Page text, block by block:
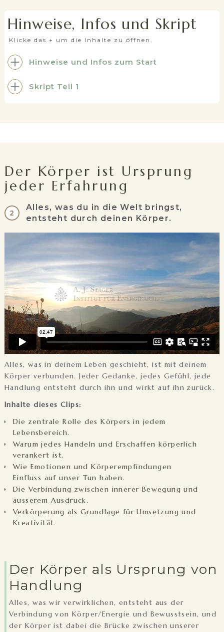
Hinweise, Infos und Skript
Klicke das + um die Inhalte zu öffnen.
Hinweise und Infos zum Start
Skript Teil 1
Der Körper ist Ursprung
jeder Erfahrung
2
Alles, was du in die Welt bringst,
entsteht durch deinen Körper.
Alles, was in deinem Leben geschieht, ist mit deinem
Körper verbunden. Jeder Gedanke, jedes Gefühl, jede
Handlung entsteht durch ihn und wirkt auf ihn zurück.
Inhalte dieses Clips:
Die zentrale Rolle des Körpers in jedem
Lebensbereich.
Warum jedes Handeln und Erschaffen körperlich
verankert ist.
Wie Emotionen und Körperempfindungen
Einfluss auf unser Tun haben.
Die Verbindung zwischen innerer Bewegung und
äusserem Ausdruck.
Verkörperung als Grundlage für Umsetzung und
Kreativität.
Der Körper als Ursprung von
Handlung
Alles, was wir verwirklichen, entsteht aus der
Verbindung von Körper/Energie und Bewusstsein, und
der Körper ist dabei die Brücke zwischen unserer